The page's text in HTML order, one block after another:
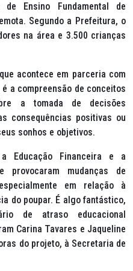
de Ensino Fundamental de
Segundo a Prefeitura, o
na área e 3.500 crianças
acontece em parceria com
a compreensão de conceitos
a tomada de decisões
consequências positivas ou
sonhos e objetivos.
Educação Financeira e a
provocaram mudanças de
em relação à
do poupar. É algo fantástico,
de atraso educacional
Carina Tavares e Jaqueline
do projeto, à Secretaria de